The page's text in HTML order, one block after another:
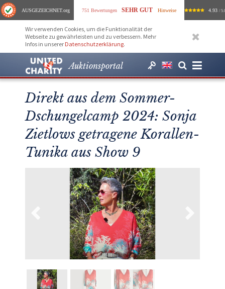
AUSGEZEICHNET.org 751 Bewertungen SEHR GUT Hinweise 4.93 /
Wir verwenden Cookies, um die Funktionalität der
Webseite zu gewährleisten und zu verbessern. Mehr
Infos in unserer Datenschutzerklärung.
Auktionsportal
Direkt aus dem Sommer-
Dschungelcamp 2024: Sonja
Zietlows getragene Korallen-
Tunika aus Show 9